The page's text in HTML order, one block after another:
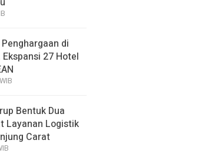
Mencibir Kini
di
27 Hotel
Bentuk Dua
Layanan Logistik
Carat